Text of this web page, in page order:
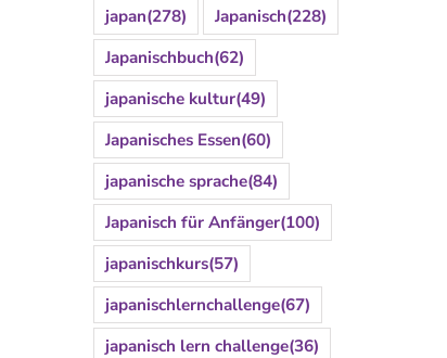
japan(278) Japanisch(228)
Japanischbuch(62)
japanische kultur(49)
Japanisches Essen(60)
japanische sprache(84)
Japanisch für Anfänger(100)
japanischkurs(57)
japanischlernchallenge(67)
japanisch lern challenge(36)